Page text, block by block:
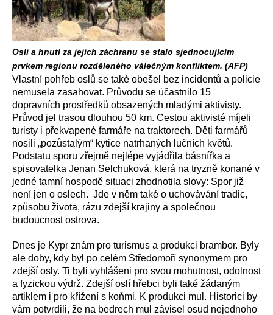
Osli a hnutí za jejich záchranu se stalo sjednocujícím
prvkem regionu rozděleného válečným konfliktem. (AFP)
Vlastní pohřeb oslů se také obešel bez incidentů a policie
nemusela zasahovat. Průvodu se účastnilo 15
dopravních prostředků obsazených mladými aktivisty.
Průvod jel trasou dlouhou 50 km. Cestou aktivisté míjeli
turisty i překvapené farmáře na traktorech. Děti farmářů
nosili „pozůstalým“ kytice natrhaných lučních květů.
Podstatu sporu zřejmě nejlépe vyjádřila básnířka a
spisovatelka Jenan Selchuková, která na tryzně konané v
jedné tamní hospodě situaci zhodnotila slovy: Spor již
není jen o oslech. Jde v něm také o uchovávání tradic,
způsobu života, rázu zdejší krajiny a společnou
budoucnost ostrova.
Dnes je Kypr znám pro turismus a produkci brambor. Byly
ale doby, kdy byl po celém Středomoří synonymem pro
zdejší osly. Ti byli vyhlášeni pro svou mohutnost, odolnost
a fyzickou výdrž. Zdejší oslí hřebci byli také žádaným
artiklem i pro křížení s koňmi. K produkci mul. Historici by
vám potvrdili, že na bedrech mul závisel osud nejednoho